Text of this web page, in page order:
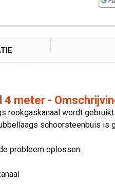
4 meter -
rookgaskanaal wordt
schoorsteenbuis is
probleem oplossen: